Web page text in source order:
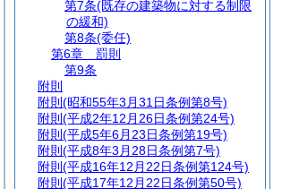
第7条(既存の建築物に対する制限
の緩和)
第8条(委任)
第6章
罰則
第9条
附則
附則 (昭和55年3月31日条例第8号)
附則 (平成2年12月26日条例第24号)
附則 (平成5年6月23日条例第19号)
附則 (平成8年3月28日条例第7号)
附則 (平成16年12月22日条例第124号)
附則 (平成17年12月22日条例第50号)